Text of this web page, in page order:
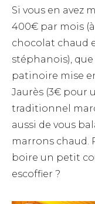
Si vous en avez
400€ par mois
chocolat chaud
stéphanois),
patinoire mise
Jaurès (3€ pour
traditionnel
aussi de vous
marrons chaud.
boire un petit
escoffier ?